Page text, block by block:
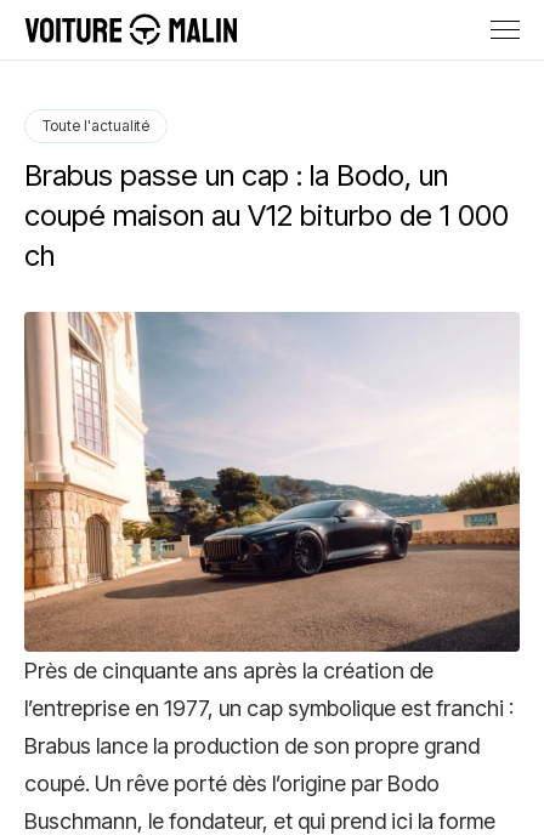
Toute l'actualité
Brabus passe un cap : la Bodo, un
coupé maison au V12 biturbo de 1 000
ch
Près de cinquante ans après la création de
l’entreprise en 1977, un cap symbolique est franchi :
Brabus lance la production de son propre grand
coupé. Un rêve porté dès l’origine par Bodo
Buschmann, le fondateur, et qui prend ici la forme